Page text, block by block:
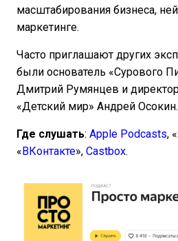
масштабирования бизнеса,
маркетинге.
Часто приглашают других
были основатель «Сурового
Дмитрий Румянцев и
«Детский мир» Андрей Осокин.
Где слушать: Apple Podcasts, «
«ВКонтакте», Castbox.